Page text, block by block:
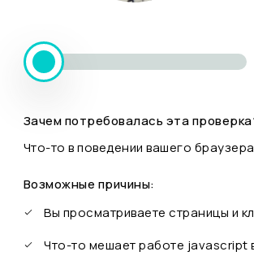
Зачем потребовалась эта
Что-то в поведении вашего
Возможные причины:
Вы просматриваете страницы и
Что-то мешает работе javascript